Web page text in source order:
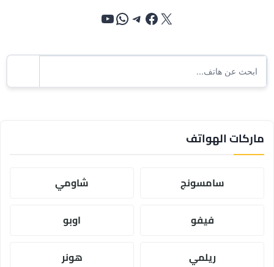
إكسفيسبوك
تيليجرام
واتساب
يوتيوب
ماركات الهواتف
سامسونج شاومي
فيفو اوبو
ريلمي
هونر